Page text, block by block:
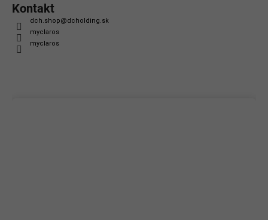
Kontakt
dch.shop@dcholding.sk
myclaros
myclaros